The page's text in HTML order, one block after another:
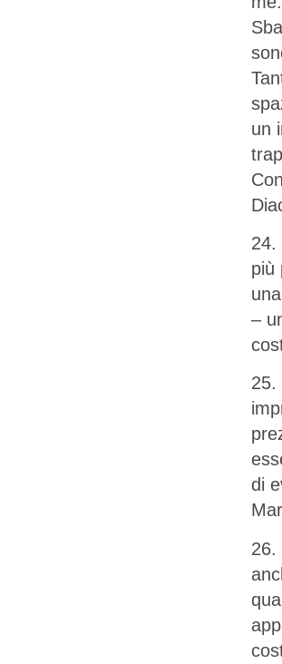
un
24.
più
–
25.
di
26.